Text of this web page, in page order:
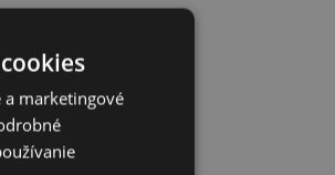
marketingové